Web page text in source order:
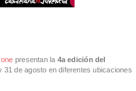
presentan la 4a edición del
de agosto en diferentes ubicaciones